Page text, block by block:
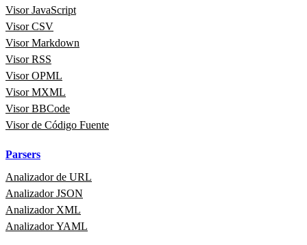
Visor JavaScript
Visor CSV
Visor Markdown
Visor RSS
Visor OPML
Visor MXML
Visor BBCode
Visor de Código Fuente
Parsers
Analizador de URL
Analizador JSON
Analizador XML
Analizador YAML